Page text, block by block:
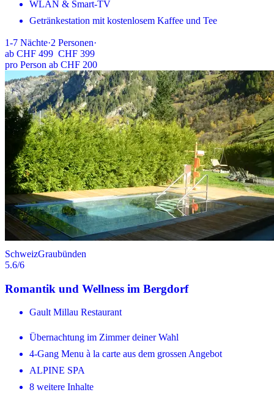
WLAN & Smart-TV
Getränkestation mit kostenlosem Kaffee und Tee
1-7 Nächte·2 Personen·
ab CHF 499 CHF 399
pro Person ab CHF 200
SchweizGraubünden
5.6/6
Romantik und Wellness im Bergdorf
Gault Millau Restaurant
Übernachtung im Zimmer deiner Wahl
4-Gang Menu à la carte aus dem grossen Angebot
ALPINE SPA
8 weitere Inhalte